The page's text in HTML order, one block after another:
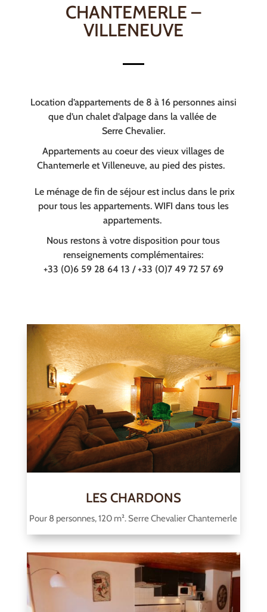
CHANTEMERLE –
VILLENEUVE
Location d’appartements de 8 à 16 personnes ainsi
que d’un chalet d’alpage dans la vallée de
Serre Chevalier.
Appartements au coeur des vieux villages de
Chantemerle et Villeneuve, au pied des pistes.
Le ménage de fin de séjour est inclus dans le prix
pour tous les appartements. WIFI dans tous les
appartements.
Nous restons à votre disposition pour tous
renseignements complémentaires:
+33 (0)6 59 28 64 13 / +33 (0)7 49 72 57 69
LES CHARDONS
Pour 8 personnes, 120 m². Serre Chevalier Chantemerle